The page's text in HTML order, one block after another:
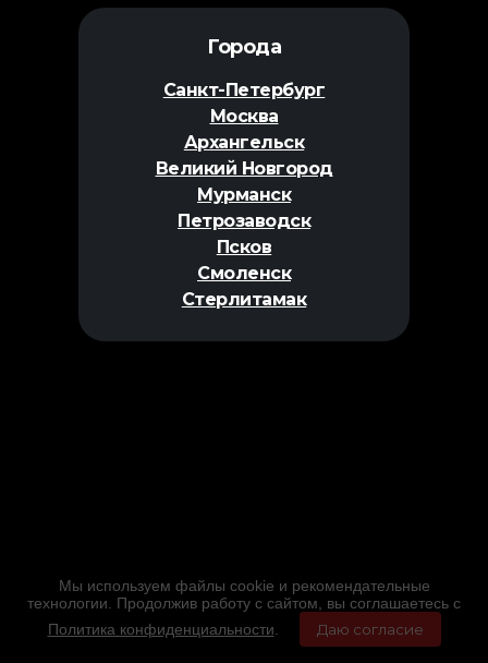
Города
Санкт-Петербург
Москва
Архангельск
Великий Новгород
Мурманск
Петрозаводск
Псков
Смоленск
Стерлитамак
Мы используем файлы cookie и рекомендательные
технологии. Продолжив работу с сайтом, вы соглашаетесь с
Политика конфиденциальности
Даю согласие